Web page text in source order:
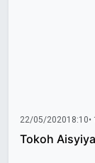
22/05/202018:10
Tokoh